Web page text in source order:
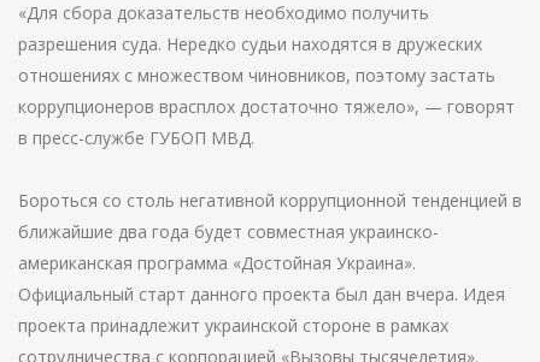
«Для сбора доказательств необходимо получить
разрешения суда. Нередко судьи находятся в дружеских
отношениях с множеством чиновников, поэтому застать
коррупционеров врасплох достаточно тяжело», — говорят
в пресс-службе ГУБОП МВД.
Бороться со столь негативной коррупционной тенденцией в
ближайшие два года будет совместная украинско-
американская программа «Достойная Украина».
Официальный старт данного проекта был дан вчера. Идея
проекта принадлежит украинской стороне в рамках
сотрудничества с корпорацией «Вызовы тысячелетия».